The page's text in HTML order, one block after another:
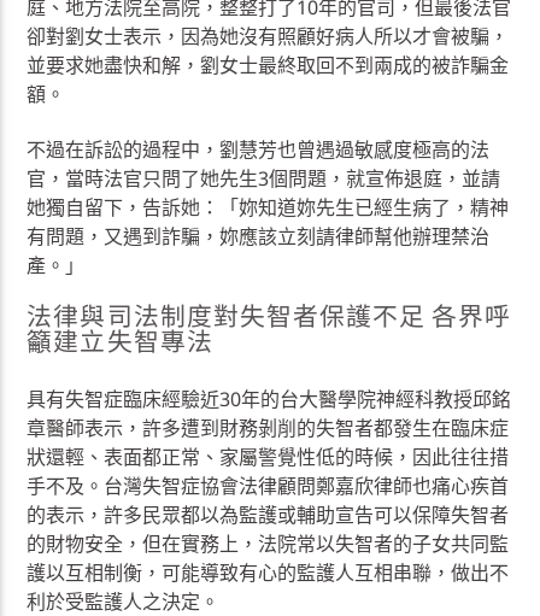
庭、地方法院至高院，整整打了10年的官司，但最後法官
卻對劉女士表示，因為她沒有照顧好病人所以才會被騙，
並要求她盡快和解，劉女士最終取回不到兩成的被詐騙金
額。
不過在訴訟的過程中，劉慧芳也曾遇過敏感度極高的法
官，當時法官只問了她先生3個問題，就宣佈退庭，並請
她獨自留下，告訴她：「妳知道妳先生已經生病了，精神
有問題，又遇到詐騙，妳應該立刻請律師幫他辦理禁治
產。」
法律與司法制度對失智者保護不足 各界呼
籲建立失智專法
具有失智症臨床經驗近30年的台大醫學院神經科教授邱銘
章醫師表示，許多遭到財務剝削的失智者都發生在臨床症
狀還輕、表面都正常、家屬警覺性低的時候，因此往往措
手不及。台灣失智症協會法律顧問鄭嘉欣律師也痛心疾首
的表示，許多民眾都以為監護或輔助宣告可以保障失智者
的財物安全，但在實務上，法院常以失智者的子女共同監
護以互相制衡，可能導致有心的監護人互相串聯，做出不
利於受監護人之決定。